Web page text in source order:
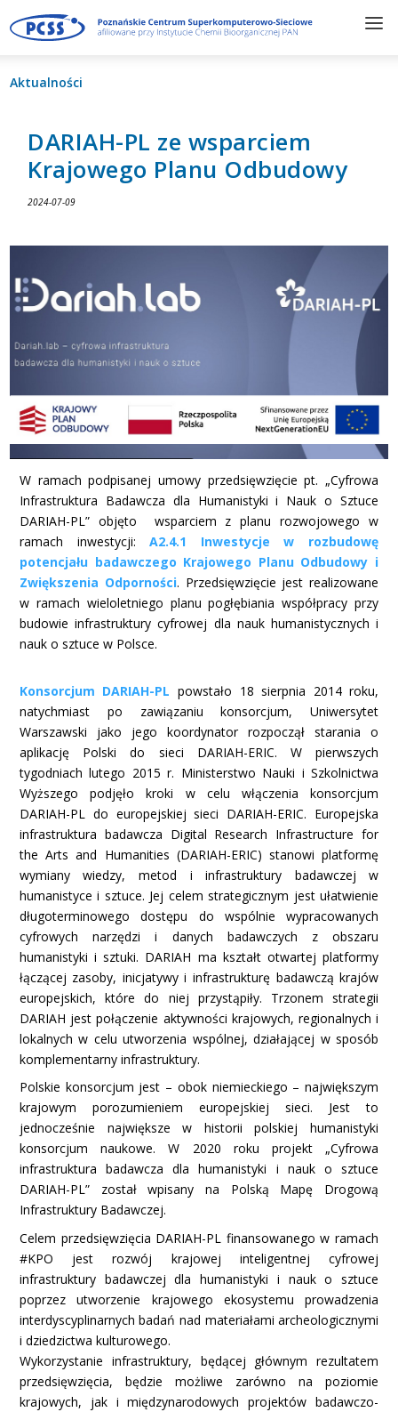
Aktualności
DARIAH-PL ze wsparciem
Krajowego Planu Odbudowy
2024-07-09
W ramach podpisanej umowy przedsięwzięcie pt. „Cyfrowa
Infrastruktura Badawcza dla Humanistyki i Nauk o Sztuce
DARIAH-PL” objęto wsparciem z planu rozwojowego w
ramach inwestycji:A2.4.1 Inwestycje w rozbudowę
potencjału badawczego Krajowego Planu Odbudowy i
Zwiększenia Odporności. Przedsięwzięcie jest realizowane
w ramach wieloletniego planu pogłębiania współpracy przy
budowie infrastruktury cyfrowej dla nauk humanistycznych i
nauk o sztuce w Polsce.
Konsorcjum DARIAH-PL powstało 18 sierpnia 2014 roku,
natychmiast po zawiązaniu konsorcjum, Uniwersytet
Warszawski jako jego koordynator rozpoczął starania o
aplikację Polski do sieci DARIAH-ERIC. W pierwszych
tygodniach lutego 2015 r. Ministerstwo Nauki i Szkolnictwa
Wyższego podjęło kroki w celu włączenia konsorcjum
DARIAH-PL do europejskiej sieci DARIAH-ERIC. Europejska
infrastruktura badawcza Digital Research Infrastructure for
the Arts and Humanities (DARIAH-ERIC) stanowi platformę
wymiany wiedzy, metod i infrastruktury badawczej w
humanistyce i sztuce. Jej celem strategicznym jest ułatwienie
długoterminowego dostępu do wspólnie wypracowanych
cyfrowych narzędzi i danych badawczych z obszaru
humanistyki i sztuki. DARIAH ma kształt otwartej platformy
łączącej zasoby, inicjatywy i infrastrukturę badawczą krajów
europejskich, które do niej przystąpiły. Trzonem strategii
DARIAH jest połączenie aktywności krajowych, regionalnych i
lokalnych w celu utworzenia wspólnej, działającej w sposób
komplementarny infrastruktury.
Polskie konsorcjum jest – obok niemieckiego – największym
krajowym porozumieniem europejskiej sieci. Jest to
jednocześnie największe w historii polskiej humanistyki
konsorcjum naukowe. W 2020 roku projekt „Cyfrowa
infrastruktura badawcza dla humanistyki i nauk o sztuce
DARIAH-PL” został wpisany na Polską Mapę Drogową
Infrastruktury Badawczej.
Celem przedsięwzięcia DARIAH-PL finansowanego w ramach
#KPO jest rozwój krajowej inteligentnej cyfrowej
infrastruktury badawczej dla humanistyki i nauk o sztuce
poprzez utworzenie krajowego ekosystemu prowadzenia
interdyscyplinarnych badań nad materiałami archeologicznymi
i dziedzictwa kulturowego.
Wykorzystanie infrastruktury, będącej głównym rezultatem
przedsięwzięcia, będzie możliwe zarówno na poziomie
krajowych, jak i międzynarodowych projektów badawczo-